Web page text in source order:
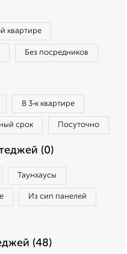
квартире
Без посредников
В 3‑к квартире
срок Посуточно
(0)
Таунхаусы
Из сип панелей
(48)